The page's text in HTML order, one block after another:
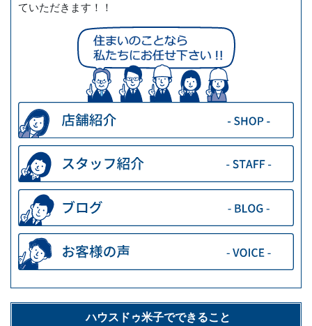
ていただきます！！
ハウスドゥ米子でできること